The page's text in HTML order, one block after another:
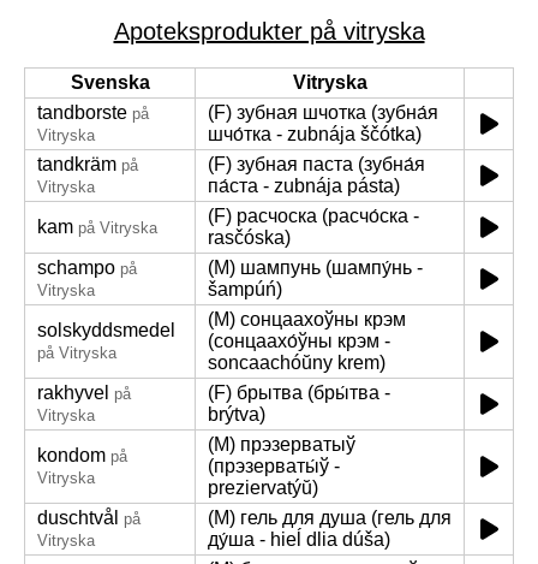
Apoteksprodukter på vitryska
Svenska
Vitryska
tandborste på
Vitryska
(F) зубная шчотка (зубна́я
шчо́тка - zubnája ščótka)
tandkräm på
Vitryska
(F) зубная паста (зубна́я
па́ста - zubnája pásta)
kam på Vitryska
(F) расчоска (расчо́ска -
rasčóska)
schampo på
Vitryska
(M) шампунь (шампу́нь -
šampúń)
solskyddsmedel
på Vitryska
(M) сонцаахоўны крэм
(сонцаахо́ўны крэм -
soncaachóŭny krem)
rakhyvel på
Vitryska
(F) брытва (бры́тва -
brýtva)
kondom på
Vitryska
(M) прэзерватыў
(прэзерваты́ў -
preziervatýŭ)
duschtvål
på
Vitryska
(M) гель для душа (гель для
ду́ша - hieĺ dlia dúša)